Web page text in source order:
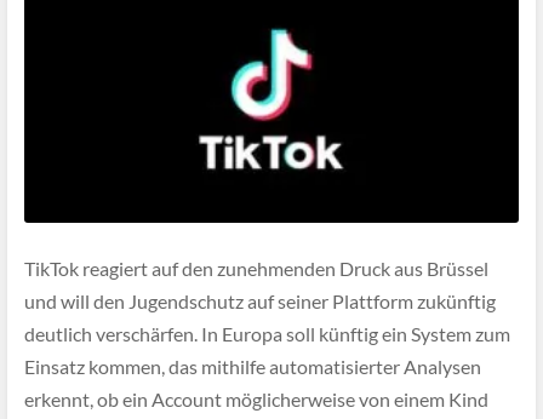
TikTok reagiert auf den zunehmenden Druck aus Brüssel
und will den Jugendschutz auf seiner Plattform zukünftig
deutlich verschärfen. In Europa soll künftig ein System zum
Einsatz kommen, das mithilfe automatisierter Analysen
erkennt, ob ein Account möglicherweise von einem Kind